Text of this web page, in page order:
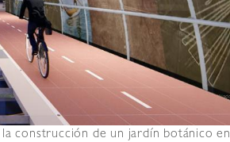
construcción de un jardín botánico en